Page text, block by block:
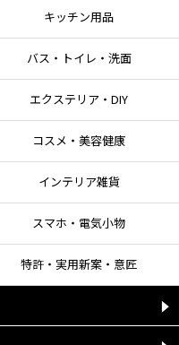
キッチン用品
バス・トイレ・洗面
エクステリア・DIY
コスメ・美容健康
インテリア雑貨
スマホ・電気小物
特許・実用新案・意匠